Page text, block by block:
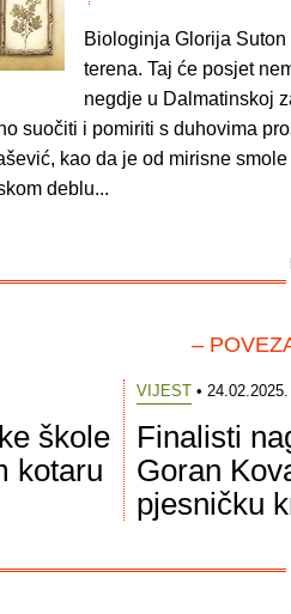
Biologinja Glorija
terena. Taj će posjet
negdje u Dalmatinskoj
suočiti i pomiriti s duhovima
kao da je od mirisne
deblu...
–
škole
kotaru
VIJEST• 24.02.2025.
Finalisti
Goran
pjesničku